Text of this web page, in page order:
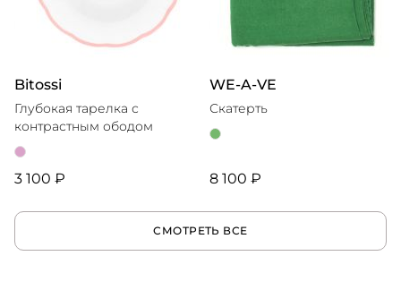
Bitossi
Глубокая тарелка с
контрастным ободом
3 100 ₽
WE-A-VE
Скатерть
8 100 ₽
СМОТРЕТЬ ВСЕ